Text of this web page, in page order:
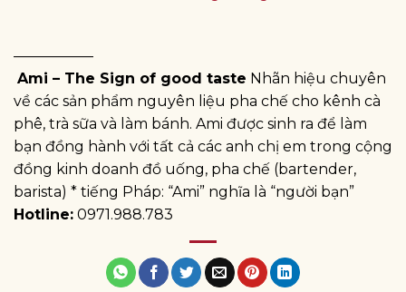
—————–
Ami – The Sign of good taste Nhãn hiệu chuyên
về các sản phẩm nguyên liệu pha chế cho kênh cà
phê, trà sữa và làm bánh. Ami được sinh ra để làm
bạn đồng hành với tất cả các anh chị em trong cộng
đồng kinh doanh đồ uống, pha chế (bartender,
barista) * tiếng Pháp: “Ami” nghĩa là “người bạn”
Hotline: 0971.988.783